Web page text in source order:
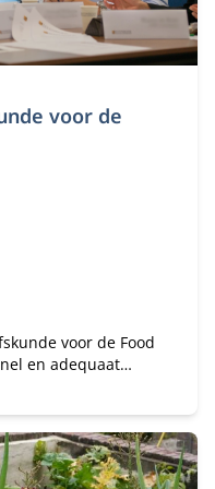
voor de
voor de Food
en adequaat